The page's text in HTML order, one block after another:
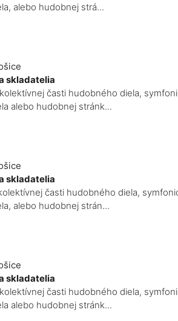
alebo hudobnej strá...
skladatelia
časti hudobného diela,
alebo hudobnej stránk...
skladatelia
časti hudobného diela,
alebo hudobnej strán...
skladatelia
časti hudobného diela,
alebo hudobnej stránk...